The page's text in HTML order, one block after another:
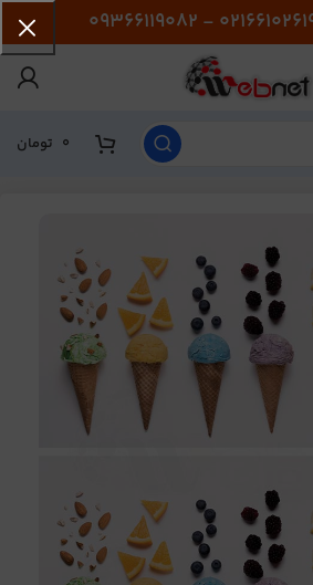
0 تومان